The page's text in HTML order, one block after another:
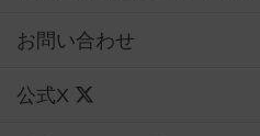
お問い合わせ
公式X